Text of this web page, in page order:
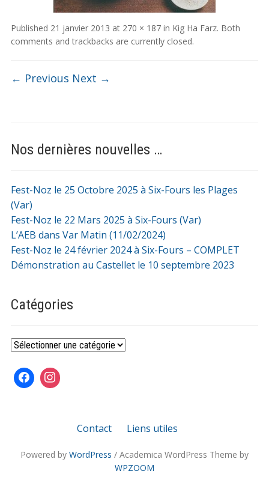
Published 21 janvier 2013 at 270 × 187in Kig Ha Farz. Both
comments and trackbacks are currently closed.
← Previous Next →
Nos dernières nouvelles …
Fest-Noz le 25 Octobre 2025 à Six-Fours les Plages
(Var)
Fest-Noz le 22 Mars 2025 à Six-Fours (Var)
L’AEB dans Var Matin (11/02/2024)
Fest-Noz le 24 février 2024 à Six-Fours – COMPLET
Démonstration au Castellet le 10 septembre 2023
Catégories
Catégories
Contact Liens utiles
Powered by WordPress / Academica WordPress Theme by
WPZOOM